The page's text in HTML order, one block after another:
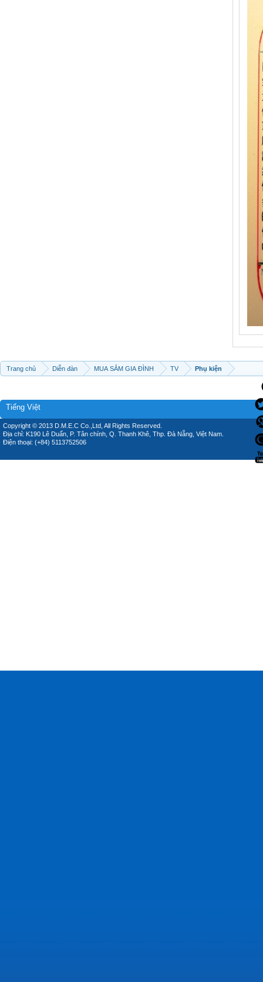
Trang chủ Diễn đàn MUA SẮM GIA ĐÌNH TV Phụ kiện
Tiếng Việt
Copyright © 2013 D.M.E.C Co.,Ltd, All Rights Reserved.
Địa chỉ: K190 Lê Duẩn, P. Tân chính, Q. Thanh Khê, Thp. Đà Nẵng, Việt Nam.
Điện thoại: (+84) 5113752506